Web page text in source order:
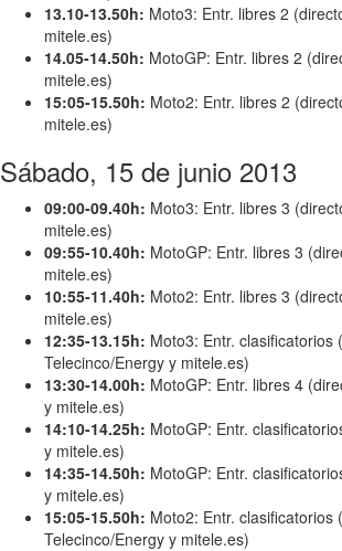
13.10-13.50h: Moto3: Entr. libres 2
mitele.es)
14.05-14.50h: MotoGP: Entr. libres 2
mitele.es)
15:05-15.50h: Moto2: Entr. libres 2
mitele.es)
Sábado, 15 de junio 2013
09:00-09.40h: Moto3: Entr. libres 3
mitele.es)
09:55-10.40h: MotoGP: Entr. libres 3
mitele.es)
10:55-11.40h: Moto2: Entr. libres 3
mitele.es)
12:35-13.15h: Moto3: Entr. clasificatorios
Telecinco/Energy y mitele.es)
13:30-14.00h: MotoGP: Entr. libres 4
y mitele.es)
14:10-14.25h: MotoGP: Entr.
y mitele.es)
14:35-14.50h: MotoGP: Entr.
y mitele.es)
15:05-15.50h: Moto2: Entr. clasificatorios
Telecinco/Energy y mitele.es)